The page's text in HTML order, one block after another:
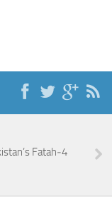
Fatah‑4